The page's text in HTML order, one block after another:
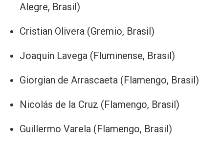
Alegre, Brasil)
Cristian Olivera (Gremio, Brasil)
Joaquín Lavega (Fluminense, Brasil)
Giorgian de Arrascaeta (Flamengo, Brasil)
Nicolás de la Cruz (Flamengo, Brasil)
Guillermo Varela (Flamengo, Brasil)